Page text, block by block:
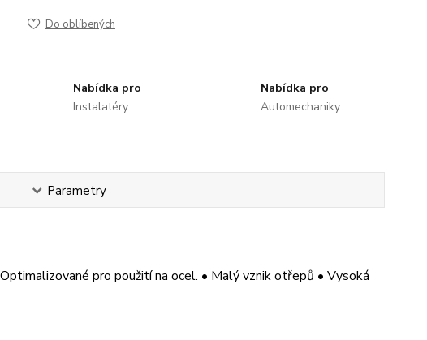
Do oblíbených
Nabídka pro
Instalatéry
Nabídka pro
Automechaniky
Parametry
pro použití na ocel. • Malý vznik otřepů • Vysoká